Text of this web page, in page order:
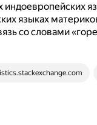
языках
со словами